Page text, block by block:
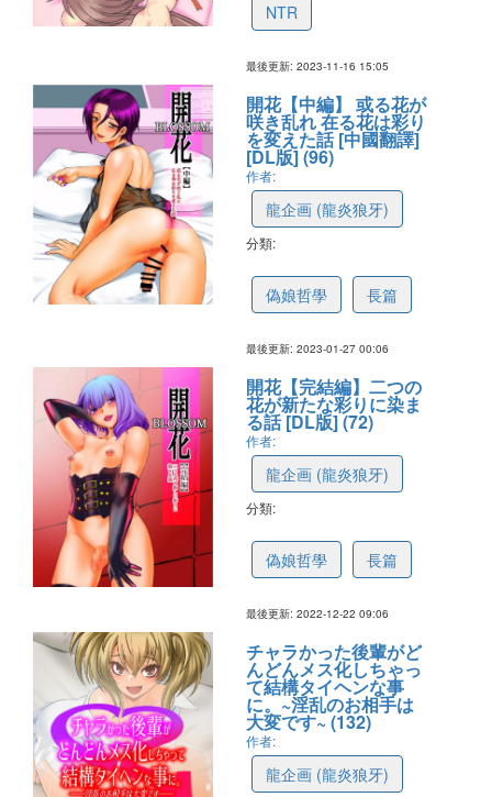
NTR
最後更新: 2023-11-16 15:05
開花【中編】 或る花が
咲き乱れ 在る花は彩り
を変えた話 [中國翻譯]
[DL版] (96)
作者:
龍企画 (龍炎狼牙)
分類:
偽娘哲學 長篇
最後更新: 2023-01-27 00:06
開花【完結編】二つの
花が新たな彩りに染ま
る話 [DL版] (72)
作者:
龍企画 (龍炎狼牙)
分類:
偽娘哲學 長篇
最後更新: 2022-12-22 09:06
チャラかった後輩がど
んどんメス化しちゃっ
て結構タイヘンな事
に。~淫乱のお相手は
大変です~ (132)
作者:
龍企画 (龍炎狼牙)